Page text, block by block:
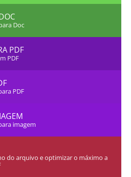
Doc
PDF
PDF
PDF
imagem
do arquivo e optimizar o máximo a